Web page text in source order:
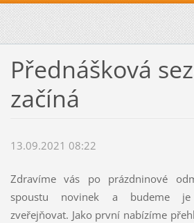
Přednášková
začíná
13.09.2021 08:22
Zdravíme vás po prázdninové
spoustu novinek a budeme je
zveřejňovat. Jako první nabízíme